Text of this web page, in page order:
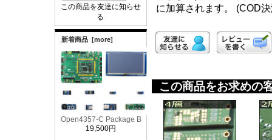
この商品を友達に知らせ
る
新着商品 [more]
Open4357-C Package B
19,500円
に加算されます。 (COD
この商品をお求めの